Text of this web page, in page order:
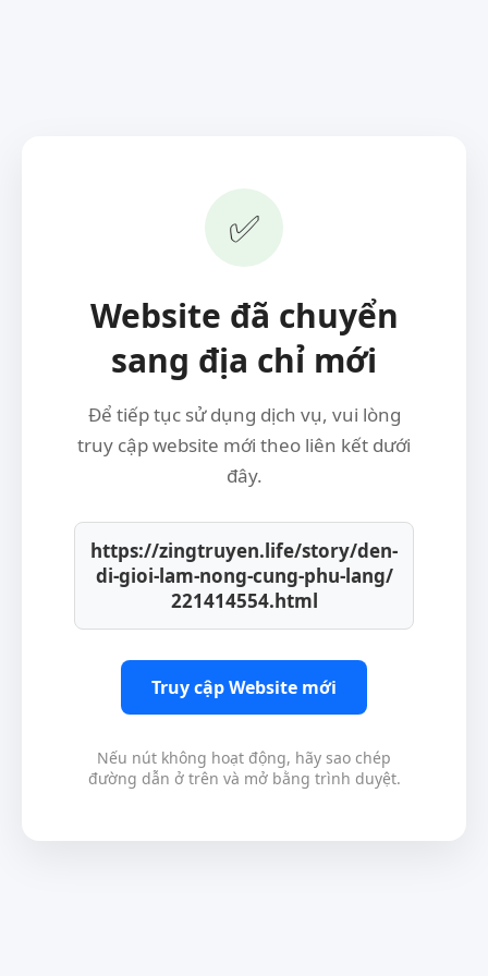
✅
Website đã chuyển
sang địa chỉ mới
Để tiếp tục sử dụng dịch vụ, vui lòng
truy cập website mới theo liên kết dưới
đây.
https://zingtruyen.life/story/den-
di-gioi-lam-nong-cung-phu-lang/
221414554.html
Truy cập Website mới
Nếu nút không hoạt động, hãy sao chép
đường dẫn ở trên và mở bằng trình duyệt.